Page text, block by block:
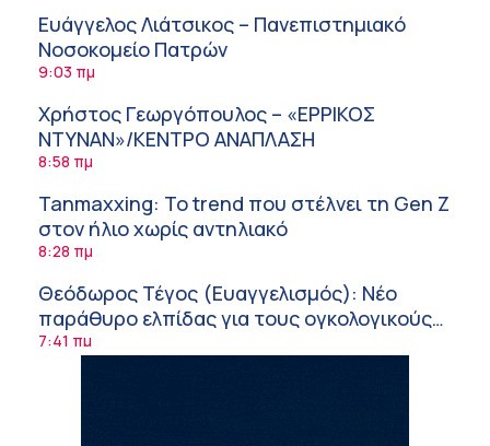
Ευάγγελος Λιάτσικος – Πανεπιστημιακό
Νοσοκομείο Πατρών
9:03 πμ
Χρήστος Γεωργόπουλος – «ΕΡΡΙΚΟΣ
ΝΤΥΝΑΝ»/ΚΕΝΤΡΟ ΑΝΑΠΛΑΣΗ
8:58 πμ
Tanmaxxing: To trend που στέλνει τη Gen Z
στον ήλιο χωρίς αντηλιακό
8:28 πμ
Θεόδωρος Τέγος (Ευαγγελισμός): Νέο
παράθυρο ελπίδας για τους ογκολογικούς
ασθενείς μέσω κλινικών δοκιμών
7:41 πμ